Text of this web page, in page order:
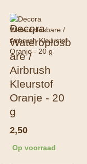
Decora
Wateroplosb
are /
Airbrush
Kleurstof
Oranje - 20
g
2,50
Op voorraad